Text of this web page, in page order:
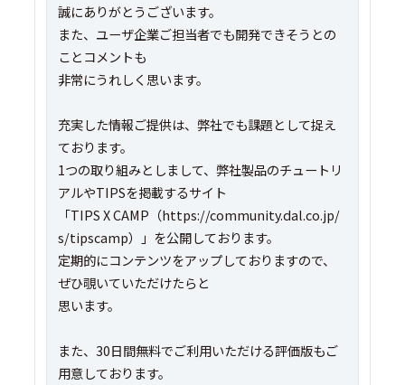
誠にありがとうございます。
また、ユーザ企業ご担当者でも開発できそうとの
ことコメントも
非常にうれしく思います。
充実した情報ご提供は、弊社でも課題として捉え
ております。
1つの取り組みとしまして、弊社製品のチュートリ
アルやTIPSを掲載するサイト
「TIPS X CAMP（https://community.dal.co.jp/
s/tipscamp）」を公開しております。
定期的にコンテンツをアップしておりますので、
ぜひ覗いていただけたらと
思います。
また、30日間無料でご利用いただける評価版もご
用意しております。